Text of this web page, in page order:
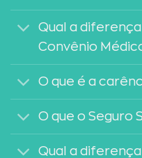
Qual a
Convênio
O que é a
O que o Seguro
Qual a